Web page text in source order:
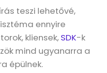
teszi lehetővé,
ennyire
kliensek, SDK-k
mind ugyanarra a
épülnek.